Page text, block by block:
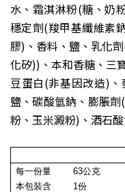
水、霜淇淋粉(糖、奶
穩定劑(羧甲基纖維素
膠)、香料、鹽、乳化
化矽))、本和香糖、三
豆蛋白(非基因改造)
鹽、碳酸氫鈉、膨脹
粉、玉米澱粉)、酒石
每一份量
63公克
本包裝含
1份